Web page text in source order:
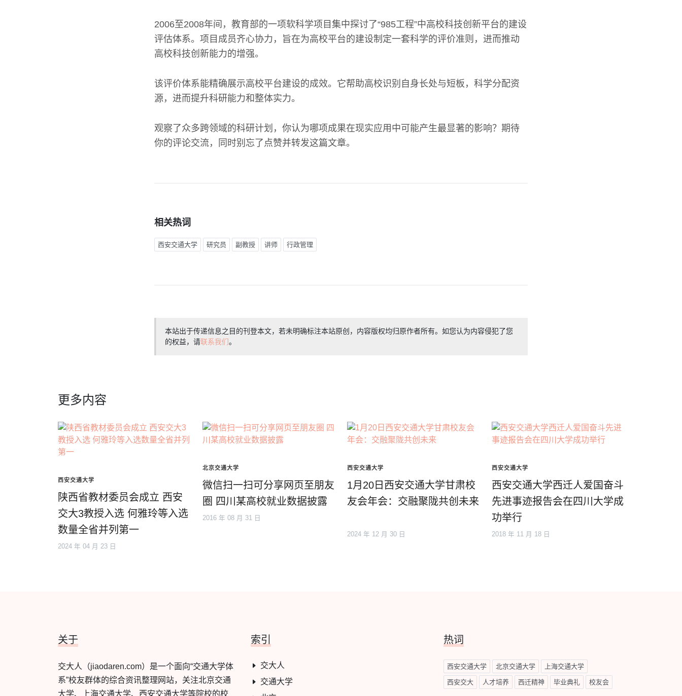
2006至2008年间，教育部的一项软科学项目集中探讨了“985工程”中高校科技创新平台的建设
评估体系。项目成员齐心协力，旨在为高校平台的建设制定一套科学的评价准则，进而推动
高校科技创新能力的增强。
该评价体系能精确展示高校平台建设的成效。它帮助高校识别自身长处与短板，科学分配资
源，进而提升科研能力和整体实力。
观察了众多跨领域的科研计划，你认为哪项成果在现实应用中可能产生最显著的影响？期待
你的评论交流，同时别忘了点赞并转发这篇文章。
相关热词
西安交通大学 研究员 副教授 讲师 行政管理
本站出于传递信息之目的刊登本文，若未明确标注本站原创，内容版权均归原作者所有。如您认为内容侵犯了您
的权益，请联系我们。
更多内容
西安交通大学
陕西省教材委员会成立 西安
交大3教授入选 何雅玲等入选
数量全省并列第一
2024 年 04 月 23 日
北京交通大学
微信扫一扫可分享网页至朋友
圈 四川某高校就业数据披露
2016 年 08 月 31 日
西安交通大学
1月20日西安交通大学甘肃校
友会年会：交融聚陇共创未来
2024 年 12 月 30 日
西安交通大学
西安交通大学西迁人爱国奋斗
先进事迹报告会在四川大学成
功举行
2018 年 11 月 18 日
关于
交大人（jiaodaren.com）是一个面向“交通大学体
系”校友群体的综合资讯整理网站，关注北京交通
大学、上海交通大学、西安交通大学等院校的校
索引
交大人
交通大学
热词
西安交通大学 北京交通大学 上海交通大学
西安交大 人才培养 西迁精神 毕业典礼 校友会